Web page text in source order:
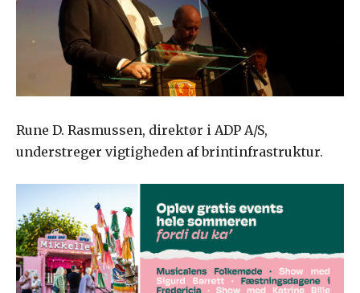
Rune D. Rasmussen, direktør i ADP A/S,
understreger vigtigheden af brintinfrastruktur.